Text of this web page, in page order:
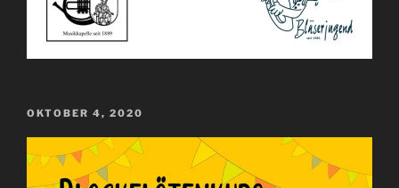
VERÖFFENTLICHT
OKTOBER 4, 2020